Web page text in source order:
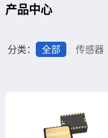
产品中心
分类： 全部 传感器